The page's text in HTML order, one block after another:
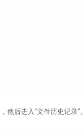
然后进入“文件历史记录”。